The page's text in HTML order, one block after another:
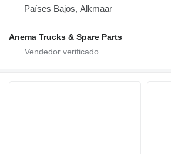
Países Bajos, Alkmaar
Anema Trucks & Spare Parts